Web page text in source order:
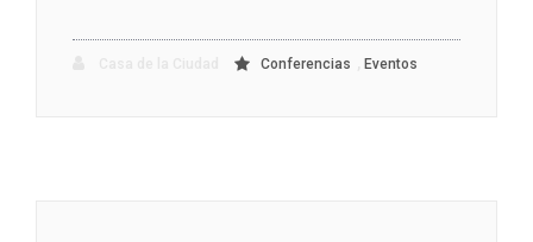
Conferencias Eventos